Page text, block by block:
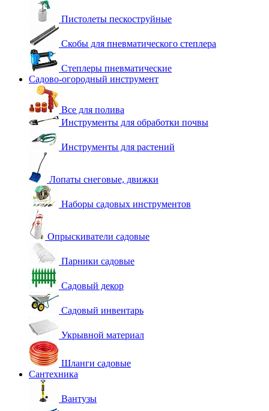
Пистолеты пескоструйные
Скобы для пневматического степлера
Степлеры пневматические
Садово-огородный инструмент
Все для полива
Инструменты для обработки почвы
Инструменты для растений
Лопаты снеговые, движки
Наборы садовых инструментов
Опрыскиватели садовые
Парники садовые
Садовый декор
Садовый инвентарь
Укрывной материал
Шланги садовые
Сантехника
Вантузы